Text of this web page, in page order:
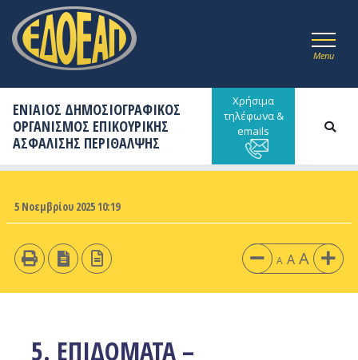
Menu
ΕΝΙΑΙΟΣ ΔΗΜΟΣΙΟΓΡΑΦΙΚΟΣ
ΟΡΓΑΝΙΣΜΟΣ ΕΠΙΚΟΥΡΙΚΗΣ
ΑΣΦΑΛΙΣΗΣ ΠΕΡΙΘΑΛΨΗΣ
Χρήσιμα
τηλέφωνα &
emails
5 Νοεμβρίου 2025 10:19
A A A
5. ΕΠΙΔΟΜΑΤΑ –